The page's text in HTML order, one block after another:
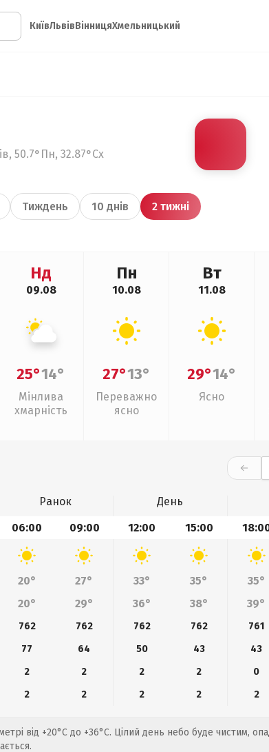
КиївЛьвівВінницяХмельницький
50.7°Пн, 32.87°Сх
Тиждень 10 днів 2 тижні
Нд
09.08
25°14°
Мінлива
хмарність
Пн
10.08
27°13°
Переважно
ясно
Вт
11.08
29°14°
Ясно
Ранок День
06:00 09:00 12:00 15:00
20° 27° 33° 35° 35°
20° 29° 36° 38° 39°
762 762 762 762 761
77 64 50 43 43
2 2 2 2 0
2 2 2 2 2
від +20°C до +36°C. Цілий день небо буде чистим,